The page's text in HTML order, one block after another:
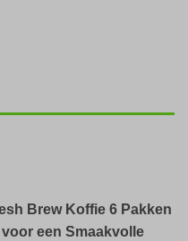
Brew Koffie 6 Pakken
een Smaakvolle